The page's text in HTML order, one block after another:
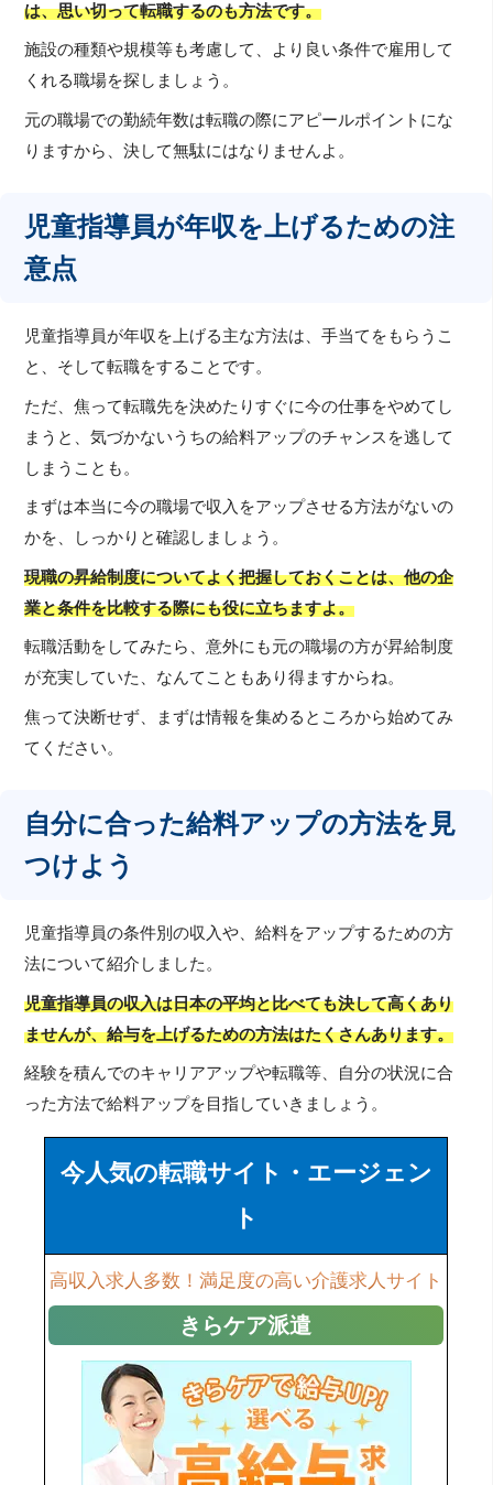
は、思い切って転職するのも方法です。
施設の種類や規模等も考慮して、より良い条件で雇用して
くれる職場を探しましょう。
元の職場での勤続年数は転職の際にアピールポイントにな
りますから、決して無駄にはなりませんよ。
児童指導員が年収を上げるための注
意点
児童指導員が年収を上げる主な方法は、手当てをもらうこ
と、そして転職をすることです。
ただ、焦って転職先を決めたりすぐに今の仕事をやめてし
まうと、気づかないうちの給料アップのチャンスを逃して
しまうことも。
まずは本当に今の職場で収入をアップさせる方法がないの
かを、しっかりと確認しましょう。
現職の昇給制度についてよく把握しておくことは、他の企
業と条件を比較する際にも役に立ちますよ。
転職活動をしてみたら、意外にも元の職場の方が昇給制度
が充実していた、なんてこともあり得ますからね。
焦って決断せず、まずは情報を集めるところから始めてみ
てください。
自分に合った給料アップの方法を見
つけよう
児童指導員の条件別の収入や、給料をアップするための方
法について紹介しました。
児童指導員の収入は日本の平均と比べても決して高くあり
ませんが、給与を上げるための方法はたくさんあります。
経験を積んでのキャリアアップや転職等、自分の状況に合
った方法で給料アップを目指していきましょう。
今人気の転職サイト・エージェン
ト
高収入求人多数！満足度の高い介護求人サイト
きらケア派遣